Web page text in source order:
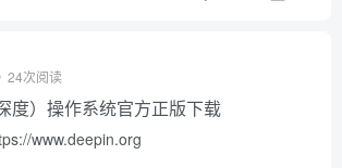
24次阅读
度）操作系统官方正版下载
www.deepin.org